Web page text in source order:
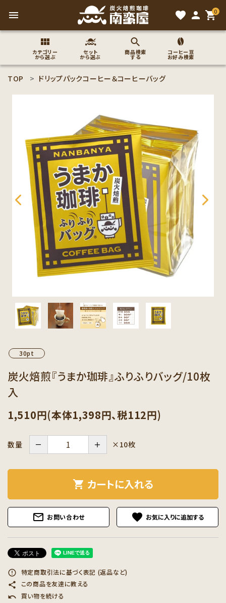
menu favorite person 0
shopping_cart
カテゴリー
から選ぶ
セット
から選ぶ
商品検索
する
コーヒー豆
お好み検索
search
ログイン person 新規会員登録
コーヒー豆のこだわり
コーヒー豆お好み検索
カテゴリーから探す
セット商品から探す
インフォメーション
TOP ドリップパックコーヒー＆コーヒーバッグ
30pt
炭火焙煎『うまか珈琲』ふりふりバッグ/10枚
入
1,510円(本体1,398円、税112円)
数量 － ＋ ×10枚
shopping_cart カートに入れる
mail_outline お問い合わせ favorite
error_outline 特定商取引法に基づく表記 (返品など)
share この商品を友達に教える
undo 買い物を続ける